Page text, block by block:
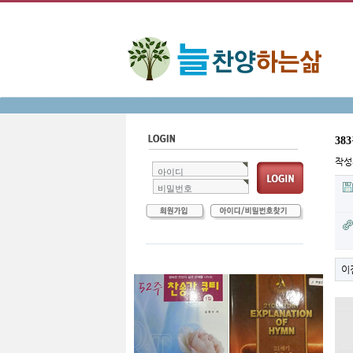
아이디
비밀번호
작
이